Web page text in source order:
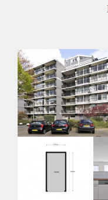
Huurtoeslag
Niet mogelijk
Inkomen eis
2,9 X Maandhuur Bruto
Huurtermijn
Onbepaalde termijn
Oplevering